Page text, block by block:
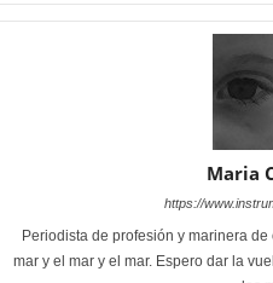
Maria
https://
Periodista de profesión y marinera
mar y el mar y el mar. Espero dar la